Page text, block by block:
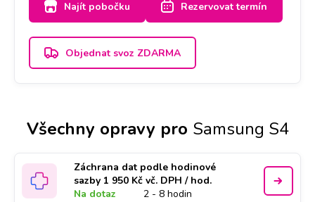
Najít pobočku Rezervovat termín
Objednat svoz ZDARMA
Všechny opravy pro Samsung S4
Záchrana dat podle hodinové
sazby 1 950 Kč vč. DPH / hod.
Na dotaz
2 - 8 hodin